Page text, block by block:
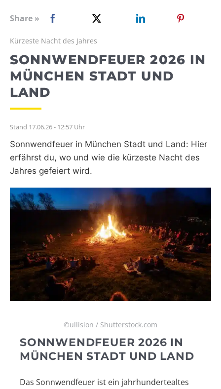
WEBRADIO
Share »
Kürzeste Nacht des Jahres
SONNWENDFEUER 2026 IN
MÜNCHEN STADT UND
LAND
Stand 17.06.26 - 12:57 Uhr
Sonnwendfeuer in München Stadt und Land: Hier
erfährst du, wo und wie die kürzeste Nacht des
Jahres gefeiert wird.
©ullision / Shutterstock.com
SONNWENDFEUER 2026 IN
MÜNCHEN STADT UND LAND
Das Sonnwendfeuer ist ein jahrhundertealtes